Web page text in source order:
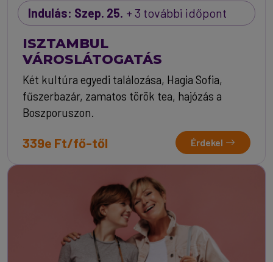
Indulás: Szep. 25. + 3 további időpont
ISZTAMBUL
VÁROSLÁTOGATÁS
Két kultúra egyedi találozása, Hagia Sofia,
fűszerbazár, zamatos török tea, hajózás a
Boszporuszon.
339e Ft/fő-től Érdekel